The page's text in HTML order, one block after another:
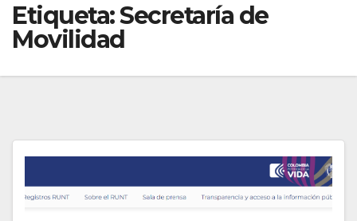
Etiqueta:Secretaría de
Movilidad